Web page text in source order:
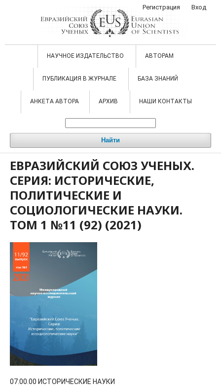
НАУЧНОЕ ИЗДАТЕЛЬСТВО АВТОРАМ
ПУБЛИКАЦИЯ В ЖУРНАЛЕ БАЗА ЗНАНИЙ
АНКЕТА АВТОРА АРХИВ НАШИ КОНТАКТЫ
Найти
Регистрация Вход
ЕВРАЗИЙСКИЙ СОЮЗ УЧЕНЫХ.
СЕРИЯ: ИСТОРИЧЕСКИЕ,
ПОЛИТИЧЕСКИЕ И
СОЦИОЛОГИЧЕСКИЕ НАУКИ.
ТОМ 1 №11 (92) (2021)
07.00.00 ИСТОРИЧЕСКИЕ НАУКИ